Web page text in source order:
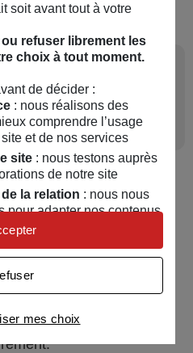
:
à une
garantie ?
de garantie, vous avez 2
à unrachat
surprime, votre assurance
sur un risque qu’elle
soit avant tout à votre
refuser librement les
choix à tout moment.
de décider :
: nous réalisons des
comprendre l’usage
et de nos services
site: nous testons auprès
de notre site
la relation : nous nous
pour adapter nos contenus
offres
: nous utilisons avec nos
mes choix